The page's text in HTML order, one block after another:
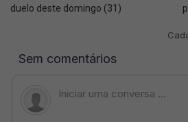
duelo deste domingo (31)